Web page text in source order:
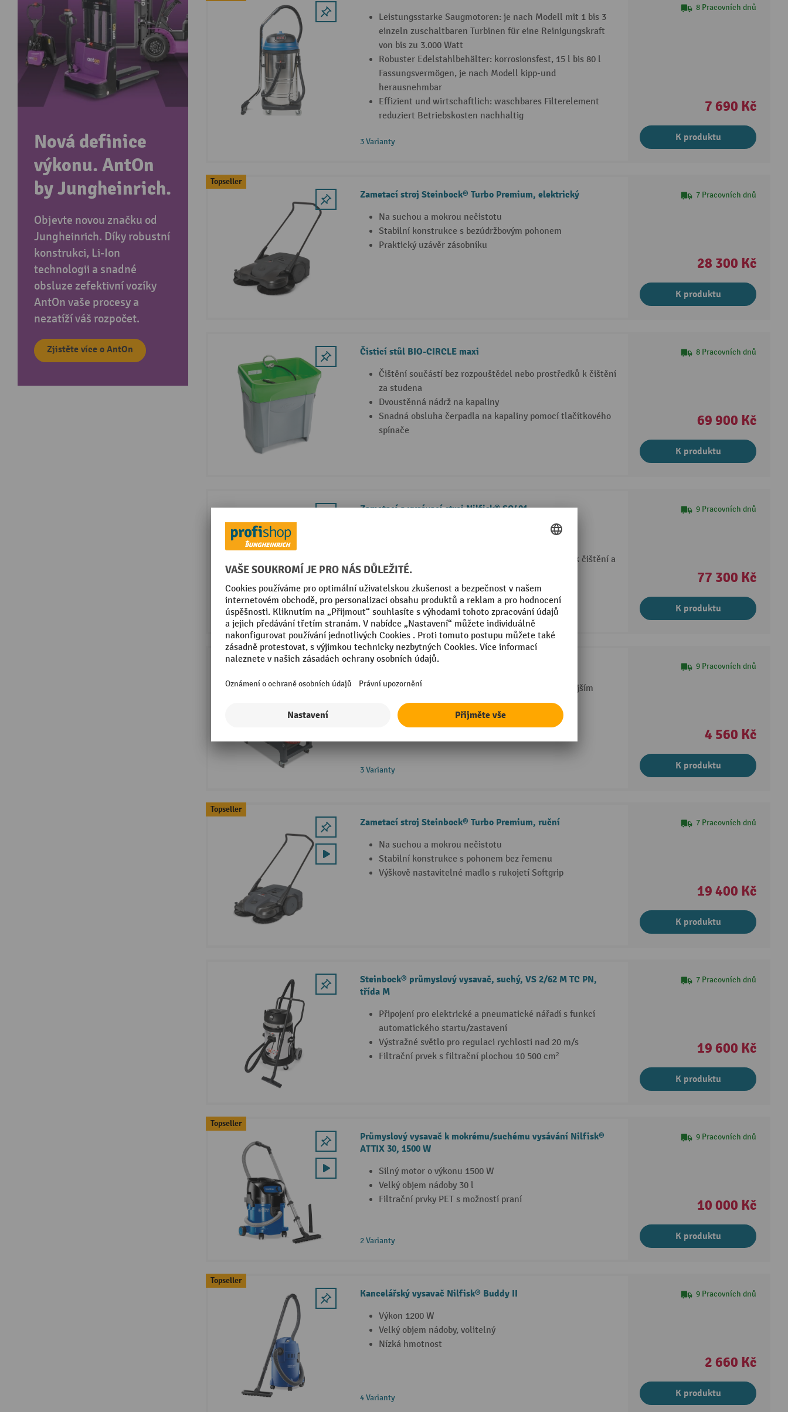
Nová definice
výkonu. AntOn
by Jungheinrich.
Objevte novou značku od
Jungheinrich. Díky robustní
konstrukci, Li-Ion
technologii a snadné
obsluze zefektivní vozíky
AntOn vaše procesy a
nezatíží váš rozpočet.
Zjistěte více o AntOn
Leistungsstarke Saugmotoren: je nach Modell mit 1 bis 3
einzeln zuschaltbaren Turbinen für eine Reinigungskraft
von bis zu 3.000 Watt
Robuster Edelstahlbehälter: korrosionsfest, 15 l bis 80 l
Fassungsvermögen, je nach Modell kipp-und
herausnehmbar
Effizient und wirtschaftlich: waschbares Filterelement
reduziert Betriebskosten nachhaltig
3 Varianty
8 Pracovních dnů
7 690 Kč
K produktu
Topseller
Zametací stroj Steinbock® Turbo Premium, elektrický
Na suchou a mokrou nečistotu
Stabilní konstrukce s bezúdržbovým pohonem
Praktický uzávěr zásobníku
7 Pracovních dnů
28 300 Kč
K produktu
Čisticí stůl BIO-CIRCLE maxi
Čištění součástí bez rozpouštědel nebo prostředků k čištění
za studena
Dvoustěnná nádrž na kapaliny
Snadná obsluha čerpadla na kapaliny pomocí tlačítkového
spínače
8 Pracovních dnů
69 900 Kč
K produktu
Zametací a vysávací stroj Nilfisk® SC401
Kompaktní design a vysoká manévrovatelnost
Výkonný sací motor (280 W) pro dokonalý výsledek čištění a
sušení
3 Varianty
9 Pracovních dnů
77 300 Kč
K produktu
Úklidový vozík COMBIX
Systémový vozík s možnostmi rozšíření v nejrůznějším
provedení
Dvoučelisťový lis na mop
Velká pogumovaná řiditelná kolečka s nárazníky
3 Varianty
9 Pracovních dnů
4 560 Kč
K produktu
Topseller
Zametací stroj Steinbock® Turbo Premium, ruční
Na suchou a mokrou nečistotu
Stabilní konstrukce s pohonem bez řemenu
Výškově nastavitelné madlo s rukojetí Softgrip
7 Pracovních dnů
19 400 Kč
K produktu
Steinbock® průmyslový vysavač, suchý, VS 2/62 M TC PN,
třída M
Připojení pro elektrické a pneumatické nářadí s funkcí
automatického startu/zastavení
Výstražné světlo pro regulaci rychlosti nad 20 m/s
Filtrační prvek s filtrační plochou 10 500 cm²
7 Pracovních dnů
19 600 Kč
K produktu
Topseller
Průmyslový vysavač k mokrému/suchému vysávání Nilfisk®
ATTIX 30, 1500 W
Silný motor o výkonu 1500 W
Velký objem nádoby 30 l
Filtrační prvky PET s možností praní
2 Varianty
9 Pracovních dnů
10 000 Kč
K produktu
Topseller
Kancelářský vysavač Nilfisk® Buddy II
Výkon 1200 W
Velký objem nádoby, volitelný
Nízká hmotnost
4 Varianty
9 Pracovních dnů
2 660 Kč
K produktu